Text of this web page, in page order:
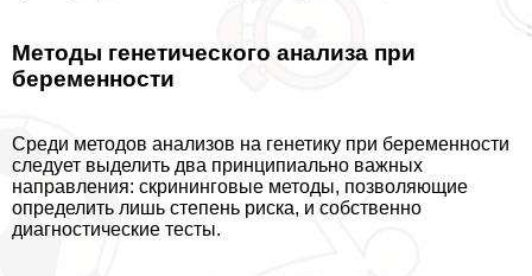
Методы генетического анализа при
беременности
Среди методов анализов на генетику при беременности
следует выделить два принципиально важных
направления: скрининговые методы, позволяющие
определить лишь степень риска, и собственно
диагностические тесты.